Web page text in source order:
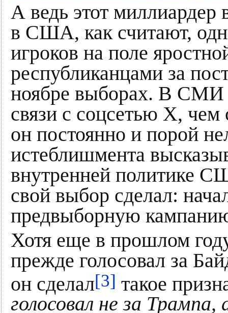
А ведь этот миллиардер
в США, как считают,
игроков на поле
республиканцами за
ноябре выборах. В СМИ
связи с соцсетью X,
он постоянно и порой
истеблишмента
внутренней политике
свой выбор сделал:
предвыборную
Хотя еще в прошлом
прежде голосовал за
он сделал[3] такое
голосовал не за